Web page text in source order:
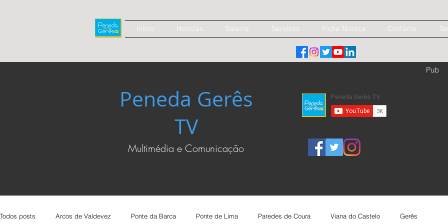
Início Notícias Galeria Serviços Ficha Técnica Contacto
Peneda Gerês
TV
Multimédia e Comunicação
Pub
Todos posts Arcos de Valdevez Ponte da Barca Ponte de Lima Paredes de Coura Viana do Castelo Gerês